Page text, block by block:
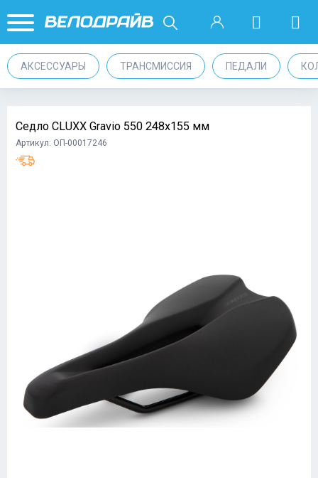
АКСЕССУАРЫ ТРАНСМИССИЯ ПЕДАЛИ
Седло CLUXX Gravio 550 248x155 мм
Артикул: ОП-00017246